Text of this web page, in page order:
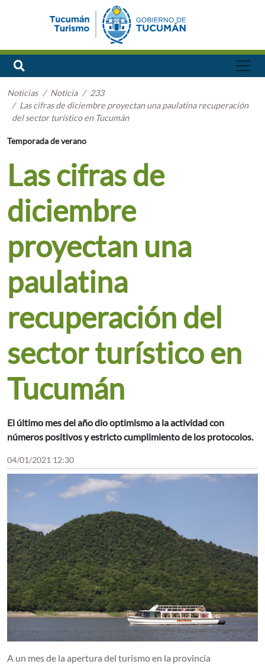
Noticias Noticia
233
Las cifras de diciembre proyectan una paulatina recuperación
del sector turístico en Tucumán
Temporada de verano
Las cifras de
diciembre
proyectan una
paulatina
recuperación del
sector turístico en
Tucumán
El último mes del año dio optimismo a la actividad con
números positivos y estricto cumplimiento de los protocolos.
04/01/2021 12:30
A un mes de la apertura del turismo en la provincia